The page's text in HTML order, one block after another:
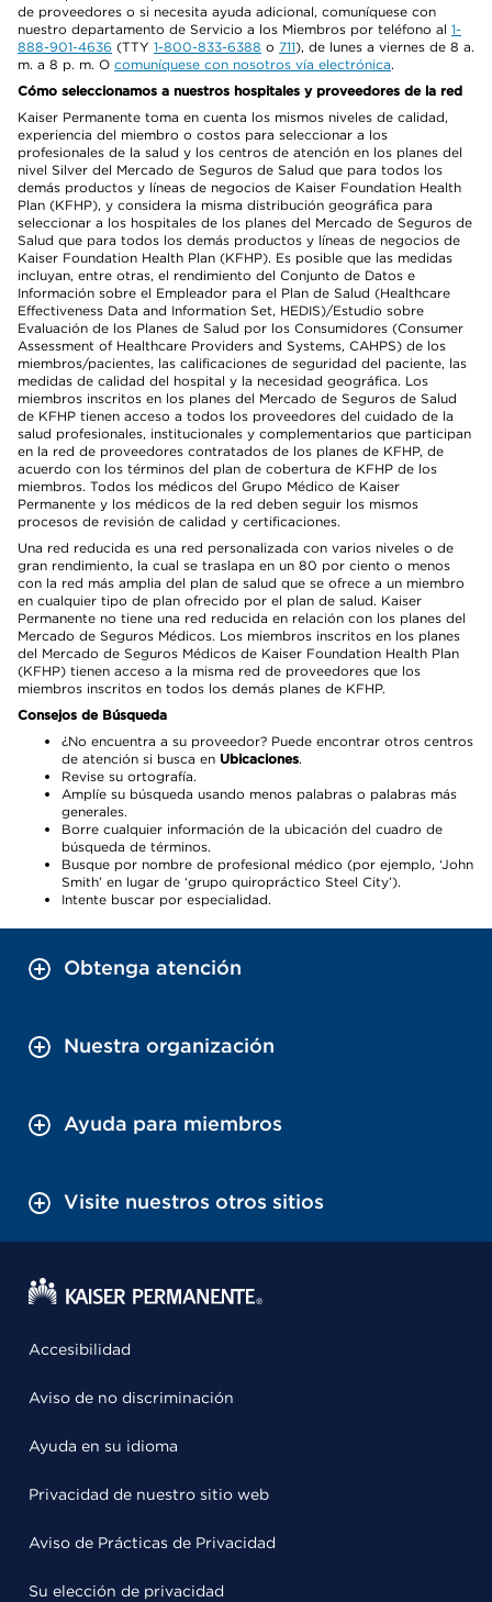
de proveedores o si necesita ayuda adicional, comuníquese con
nuestro departamento de Servicio a los Miembros por teléfono al 1-
888-901-4636 (TTY 1-800-833-6388 o 711), de lunes a viernes de 8 a.
m. a 8 p. m. O comuníquese con nosotros vía electrónica.
Cómo seleccionamos a nuestros hospitales y proveedores de la red
Kaiser Permanente toma en cuenta los mismos niveles de calidad,
experiencia del miembro o costos para seleccionar a los
profesionales de la salud y los centros de atención en los planes del
nivel Silver del Mercado de Seguros de Salud que para todos los
demás productos y líneas de negocios de Kaiser Foundation Health
Plan (KFHP), y considera la misma distribución geográfica para
seleccionar a los hospitales de los planes del Mercado de Seguros de
Salud que para todos los demás productos y líneas de negocios de
Kaiser Foundation Health Plan (KFHP). Es posible que las medidas
incluyan, entre otras, el rendimiento del Conjunto de Datos e
Información sobre el Empleador para el Plan de Salud (Healthcare
Effectiveness Data and Information Set, HEDIS)/Estudio sobre
Evaluación de los Planes de Salud por los Consumidores (Consumer
Assessment of Healthcare Providers and Systems, CAHPS) de los
miembros/pacientes, las calificaciones de seguridad del paciente, las
medidas de calidad del hospital y la necesidad geográfica. Los
miembros inscritos en los planes del Mercado de Seguros de Salud
de KFHP tienen acceso a todos los proveedores del cuidado de la
salud profesionales, institucionales y complementarios que participan
en la red de proveedores contratados de los planes de KFHP, de
acuerdo con los términos del plan de cobertura de KFHP de los
miembros. Todos los médicos del Grupo Médico de Kaiser
Permanente y los médicos de la red deben seguir los mismos
procesos de revisión de calidad y certificaciones.
Una red reducida es una red personalizada con varios niveles o de
gran rendimiento, la cual se traslapa en un 80 por ciento o menos
con la red más amplia del plan de salud que se ofrece a un miembro
en cualquier tipo de plan ofrecido por el plan de salud. Kaiser
Permanente no tiene una red reducida en relación con los planes del
Mercado de Seguros Médicos. Los miembros inscritos en los planes
del Mercado de Seguros Médicos de Kaiser Foundation Health Plan
(KFHP) tienen acceso a la misma red de proveedores que los
miembros inscritos en todos los demás planes de KFHP.
Consejos de Búsqueda
¿No encuentra a su proveedor? Puede encontrar otros centros
de atención si busca en Ubicaciones.
Revise su ortografía.
Amplíe su búsqueda usando menos palabras o palabras más
generales.
Borre cualquier información de la ubicación del cuadro de
búsqueda de términos.
Busque por nombre de profesional médico (por ejemplo, ‘John
Smith’ en lugar de ‘grupo quiropráctico Steel City’).
Intente buscar por especialidad.
Obtenga atención
Nuestra organización
Ayuda para miembros
Visite nuestros otros sitios
Accesibilidad
Aviso de no discriminación
Ayuda en su idioma
Privacidad de nuestro sitio web
Aviso de Prácticas de Privacidad
Su elección de privacidad